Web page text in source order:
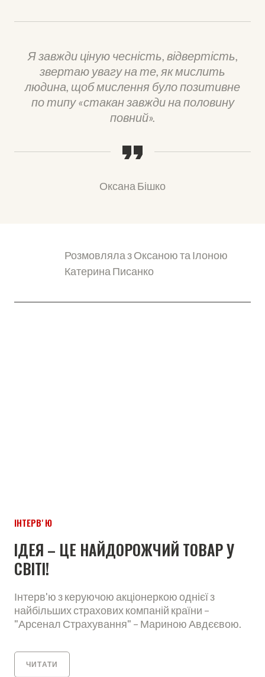
Я завжди ціную чесність, відвертість,
звертаю увагу на те, як мислить
людина, щоб мислення було позитивне
по типу «стакан завжди на половину
повний».
Оксана Бішко
Розмовляла з Оксаною та Ілоною
Катерина Писанко
ІНТЕРВʼЮ
ІДЕЯ – ЦЕ НАЙДОРОЖЧИЙ ТОВАР У
СВІТІ!
Інтерв'ю з керуючою акціонеркою однієї з
найбільших страхових компаній країни –
"Арсенал Страхування" – Мариною Авдєєвою.
ЧИТАТИ